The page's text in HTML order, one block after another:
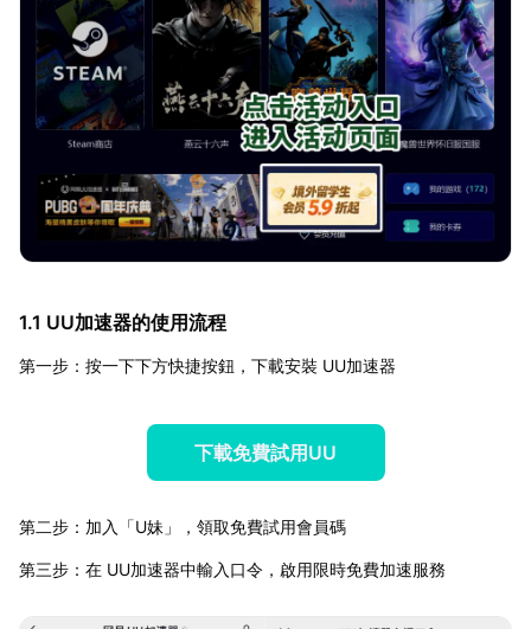
1.1 UU加速器的使用流程
第一步：按一下下方快捷按鈕，下載安裝 UU加速器
下載免費試用UU
第二步：加入「U妹」，領取免費試用會員碼
第三步：在 UU加速器中輸入口令，啟用限時免費加速服務